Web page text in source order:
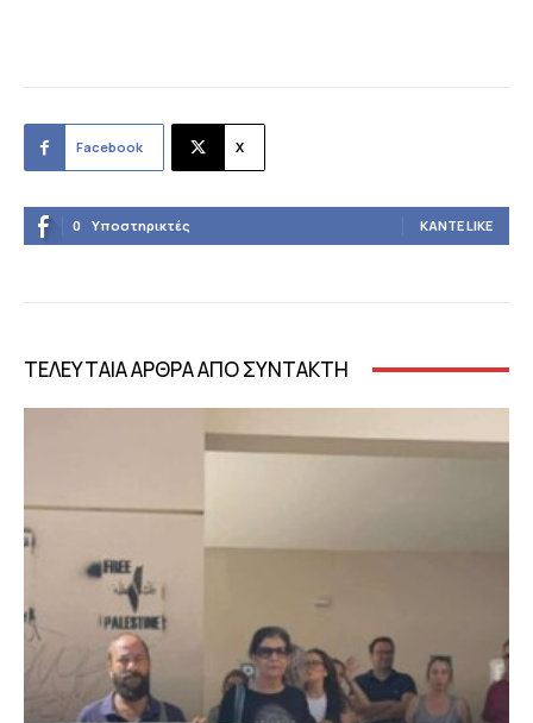
Facebook X
0 Υποστηρικτές ΚΆΝΤΕ LIKE
ΤΕΛΕΥΤΑΙΑ ΑΡΘΡΑ ΑΠΟ ΣΥΝΤΑΚΤΗ